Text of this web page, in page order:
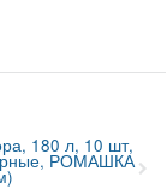
180 л, 10 шт,
РОМАШКА